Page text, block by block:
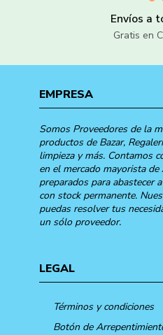
Envíos a
Gratis en
EMPRESA
Somos Proveedores de la
productos de Bazar,
limpieza y más. Contamos
en el mercado mayorista
preparados para abastecer
con stock permanente.
puedas resolver tus
un sólo proveedor.
LEGAL
Términos y condiciones
Botón de